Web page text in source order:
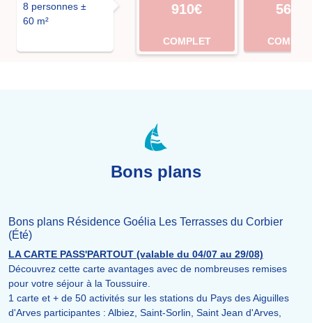
8 personnes ±
60 m²
910€
COMPLET
560€
Bons plans
Bons plans Résidence Goélia Les Terrasses du Corbier
(Été)
LA CARTE PASS'PARTOUT (valable du 04/07 au 29/08)
Découvrez cette carte avantages avec de nombreuses remises
pour votre séjour à la Toussuire.
1 carte et + de 50 activités sur les stations du Pays des Aiguilles
d'Arves participantes : Albiez, Saint-Sorlin, Saint Jean d'Arves,